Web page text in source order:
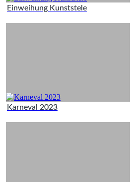
Einweihung Kunststele
Karneval 2023